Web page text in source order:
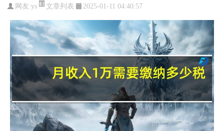
网友:ys 文章列表 2025-01-11 04:40:57